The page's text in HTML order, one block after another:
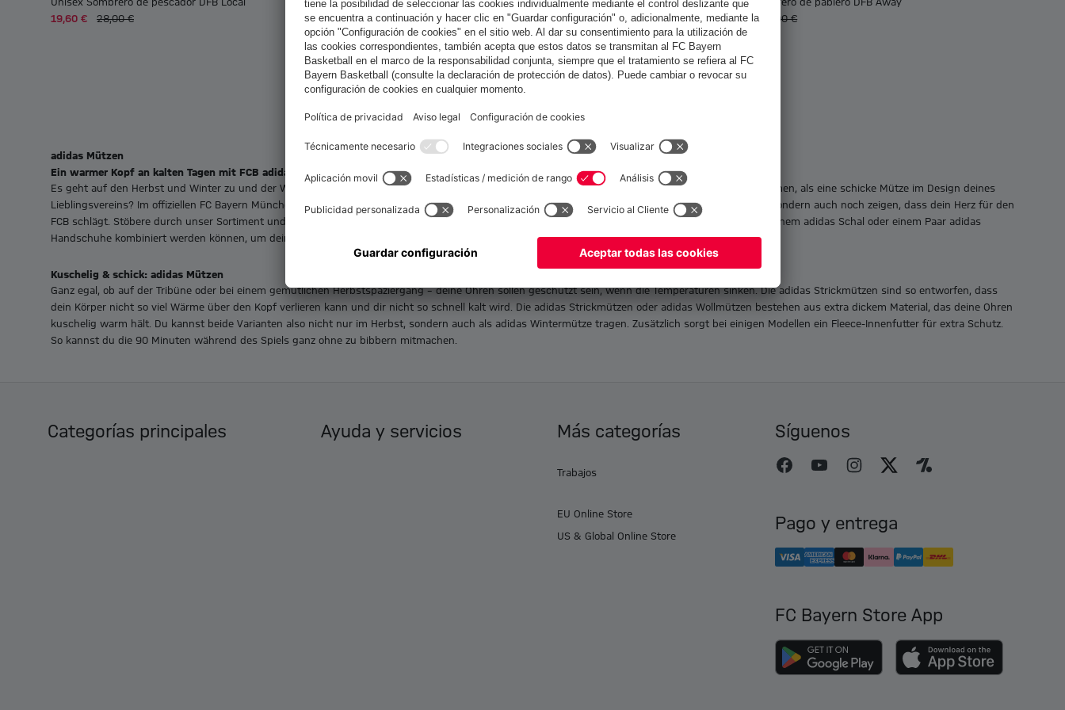
Unisex Sombrero de pescador DFB Local
19,60 €
28,00 €
Unisex Sombrero de pescador Campeón 2026
30,00 €
Unisex Sombrero de pablero DFB Away
19,60 €
28,00 €
Todos los productos cargados
adidas Mützen
Ein warmer Kopf an kalten Tagen mit FCB adidas Mützen
Es geht auf den Herbst und Winter zu und der Wind um deine Ohren wird kühler und schärfer. Was bietet sich jetzt mehr an, um deinen Kopf zu wärmen, als eine schicke Mütze im Design deines
Lieblingsvereins? Im offiziellen FC Bayern München Online-Shop findest du adidas Mützen, die deinen Kopf bei kaltem Wetter nicht nur warm halten, sondern auch noch zeigen, dass dein Herz für den
FCB schlägt. Stöbere durch unser Sortiment und entdecke die tollen und hochwertigen Designs in unterschiedlichen Farben, die alle auch super mit einem adidas Schal oder einem Paar adidas
Handschuhe kombiniert werden können, um dein winterliches Fan-Outfit perfekt zu machen.
Kuschelig & schick: adidas Mützen
Ganz egal, ob auf der Tribüne oder bei einem gemütlichen Herbstspaziergang – deine Ohren sollen geschützt sein, wenn die Temperaturen sinken. Die adidas Strickmützen sind so entworfen, dass
dein Körper nicht so viel Wärme über den Kopf verlieren kann und dir nicht so schnell kalt wird. Die adidas Strickmützen oder adidas Wollmützen bestehen aus extra dickem Material, das deine Ohren
kuschelig warm hält. Du kannst beide Varianten also nicht nur im Herbst, sondern auch als adidas Wintermütze tragen. Zusätzlich sorgt bei einigen Modellen ein Fleece-Innenfutter für extra Schutz.
So kannst du die 90 Minuten während des Spiels ganz ohne zu bibbern mitmachen.
Categorías principales Ayuda y servicios Más categorías
Trabajos
EU Online Store
US & Global Online Store
Síguenos
Pago y entrega
FC Bayern Store App
¿Quieres quedarte en la tiendaEspaña?
Españapara entregar allí!